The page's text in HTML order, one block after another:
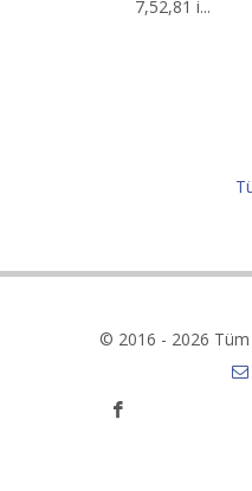
7,52,81 i...
© 2016 - 2026 Tüm